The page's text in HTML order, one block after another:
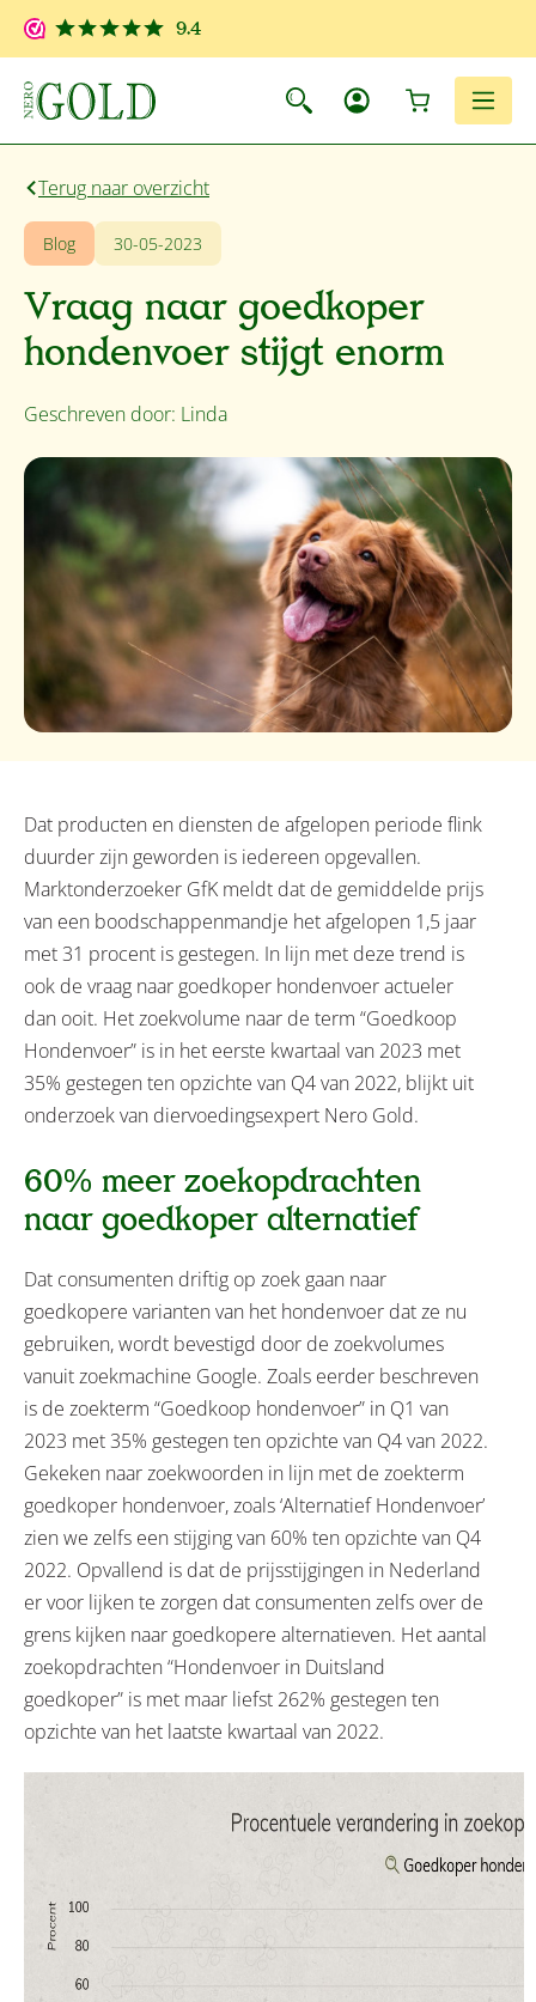
Ga naar de hoofdinhoud
9.4
Terug naar overzicht
Blog 30-05-2023
Vraag naar goedkoper
hondenvoer stijgt enorm
Geschreven door: Linda
Dat producten en diensten de afgelopen periode flink
duurder zijn geworden is iedereen opgevallen.
Marktonderzoeker GfK meldt dat de gemiddelde prijs
van een boodschappenmandje het afgelopen 1,5 jaar
met 31 procent is gestegen. In lijn met deze trend is
ook de vraag naar goedkoper hondenvoer actueler
dan ooit. Het zoekvolume naar de term “Goedkoop
Hondenvoer” is in het eerste kwartaal van 2023 met
35% gestegen ten opzichte van Q4 van 2022, blijkt uit
onderzoek van diervoedingsexpert Nero Gold.
60% meer zoekopdrachten
naar goedkoper alternatief
Dat consumenten driftig op zoek gaan naar
goedkopere varianten van het hondenvoer dat ze nu
gebruiken, wordt bevestigd door de zoekvolumes
vanuit zoekmachine Google. Zoals eerder beschreven
is de zoekterm “Goedkoop hondenvoer” in Q1 van
2023 met 35% gestegen ten opzichte van Q4 van 2022.
Gekeken naar zoekwoorden in lijn met de zoekterm
goedkoper hondenvoer, zoals ‘Alternatief Hondenvoer’
zien we zelfs een stijging van 60% ten opzichte van Q4
2022. Opvallend is dat de prijsstijgingen in Nederland
er voor lijken te zorgen dat consumenten zelfs over de
grens kijken naar goedkopere alternatieven. Het aantal
zoekopdrachten “Hondenvoer in Duitsland
goedkoper” is met maar liefst 262% gestegen ten
opzichte van het laatste kwartaal van 2022.